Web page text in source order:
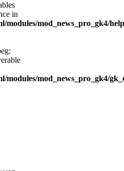
in
modules/mod_news_pro_gk4/
modules/mod_news_pro_gk4/